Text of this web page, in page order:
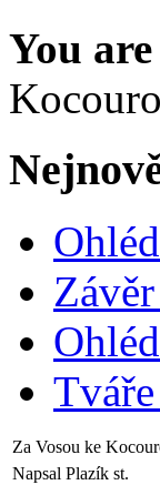
You
Za Vosou ke
Napsal Plazík st.